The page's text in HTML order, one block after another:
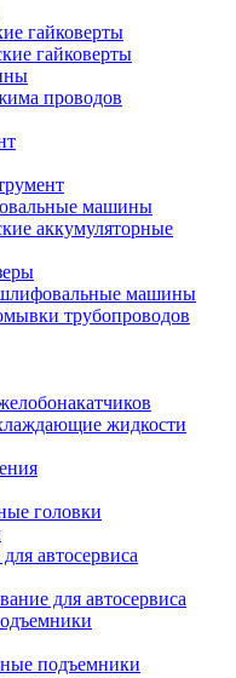
гайковерты
гайковерты
проводов
машины
аккумуляторные
машины
трубопроводов
жидкости
головки
автосервиса
для автосервиса
подъемники